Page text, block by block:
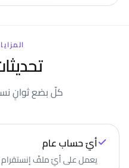
كلّ بضع ثوانٍ
أيّ حساب عام
يعمل على أيّ ملفّ